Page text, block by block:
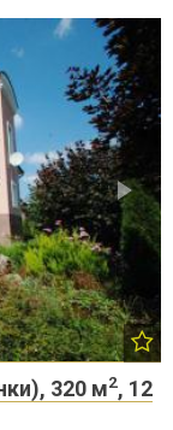
320 м2, 12